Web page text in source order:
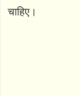
चाहिए।